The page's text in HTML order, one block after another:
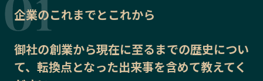
地域豆知識
ニッポンの百選大全集
Sporkle
「人」から探す
企業のこれまでとこれから
御社の創業から現在に至るまでの歴史につい
て、転換点となった出来事を含めて教えてく